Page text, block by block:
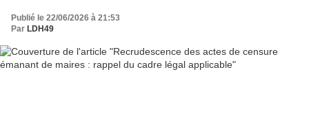
Publié le 22/06/2026 à 21:53
Par LDH49